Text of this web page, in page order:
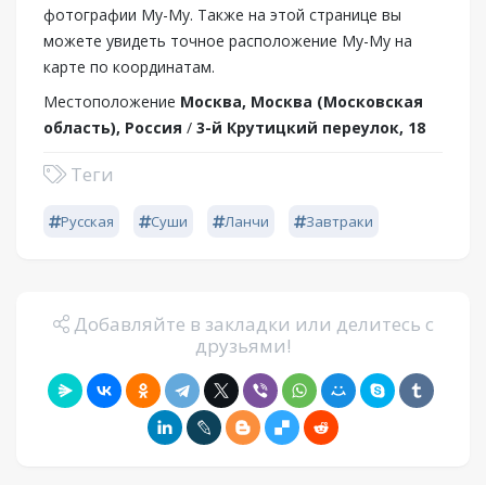
фотографии Му-Му. Также на этой странице вы
можете увидеть точное расположение Му-Му на
карте по координатам.
Местоположение Москва, Москва (Московская
область), Россия / 3-й Крутицкий переулок, 18
Теги
Русская Суши Ланчи Завтраки
Добавляйте в закладки или делитесь с
друзьями!